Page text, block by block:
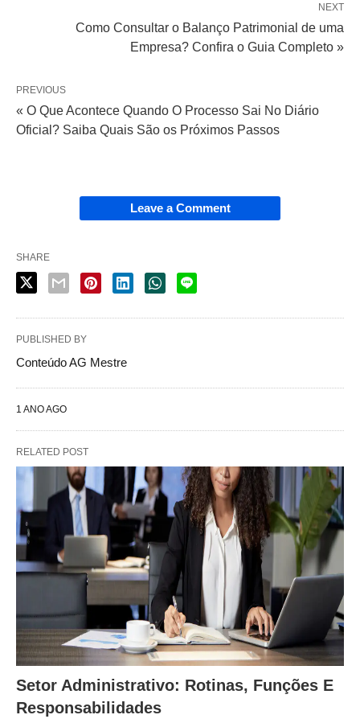
NEXT
Como Consultar o Balanço Patrimonial de uma
Empresa? Confira o Guia Completo »
PREVIOUS
« O Que Acontece Quando O Processo Sai No Diário
Oficial? Saiba Quais São os Próximos Passos
Leave a Comment
SHARE
PUBLISHED BY
Conteúdo AG Mestre
1 ANO AGO
RELATED POST
Setor Administrativo: Rotinas, Funções E
Responsabilidades